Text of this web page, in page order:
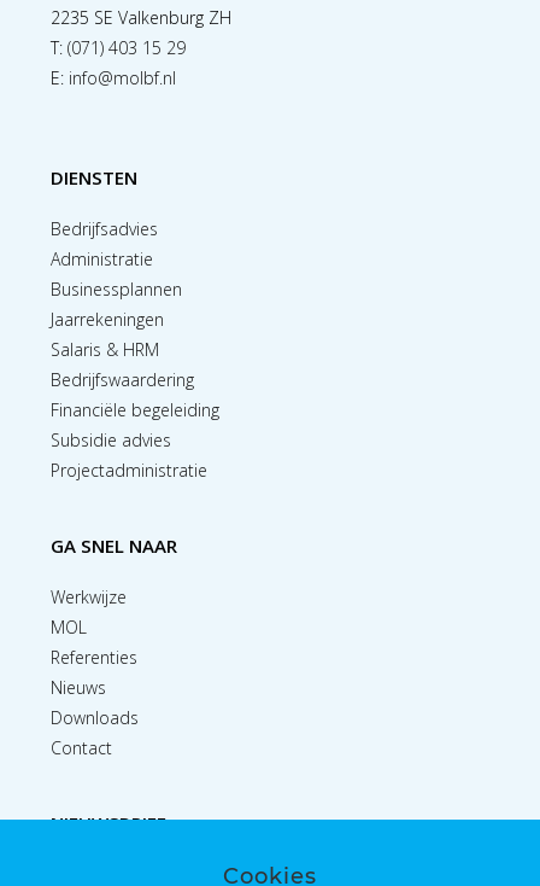
2235 SE Valkenburg ZH
T:(071) 403 15 29
E: info@molbf.nl
DIENSTEN
Bedrijfsadvies
Administratie
Businessplannen
Jaarrekeningen
Salaris & HRM
Bedrijfswaardering
Financiële begeleiding
Subsidie advies
Projectadministratie
GA SNEL NAAR
Werkwijze
MOL
Referenties
Nieuws
Downloads
Contact
NIEUWSBRIEF
Cookies